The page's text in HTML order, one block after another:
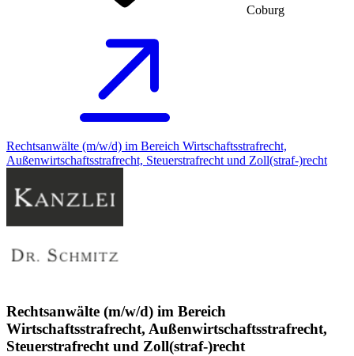
Coburg
Rechtsanwälte (m/w/d) im Bereich Wirtschaftsstrafrecht,
Außenwirtschaftsstrafrecht, Steuerstrafrecht und Zoll(straf-)recht
Rechtsanwälte (m/w/d) im Bereich
Wirtschaftsstrafrecht, Außenwirtschaftsstrafrecht,
Steuerstrafrecht und Zoll(straf-)recht